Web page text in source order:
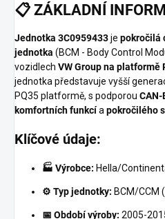
📋 ZÁKLADNÍ
Jednotka 3C0959433je pokročilá
jednotka (BCM - Body Control
vozidlech VW Group na platformě
jednotka představuje vyšší
PQ35 platformě, s podporou CAN-
komfortních funkcía pokročilého
Klíčové údaje:
🏭 Výrobce: Hella/
⚙️ Typ jednotky: BCM/CCM
📅 Období výroby: 2005-